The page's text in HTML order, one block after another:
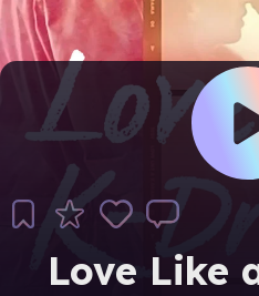
Love Like